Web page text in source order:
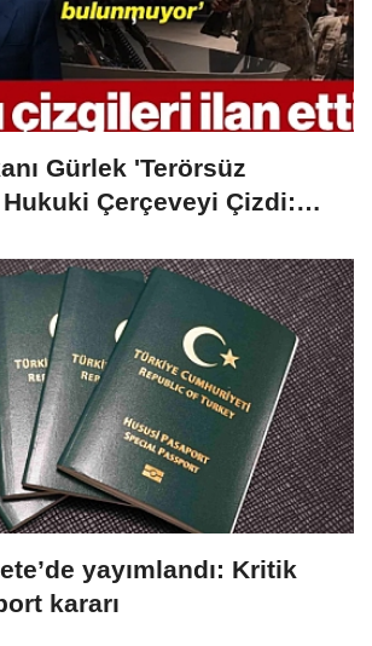
Gürlek 'Terörsüz
Çerçeveyi Çizdi:
yayımlandı: Kritik
kararı